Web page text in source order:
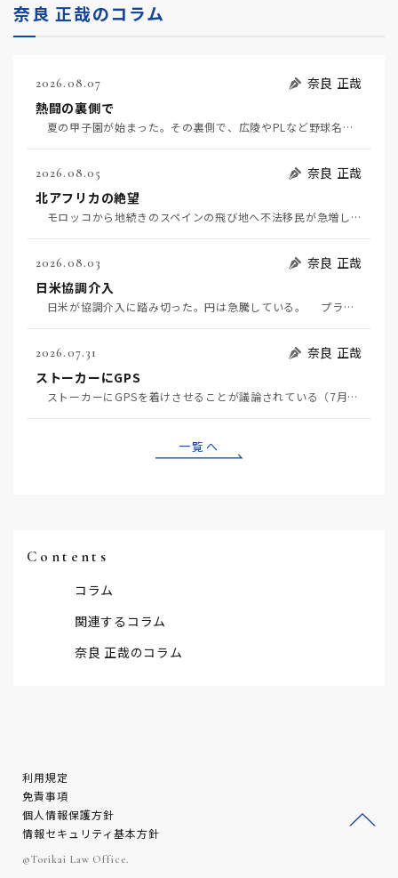
奈良 正哉のコラム
2026.08.07
奈良 正哉
熱闘の裏側で
夏の甲子園が始まった。その裏側で、広陵やPLなど野球名門校（だった）の不祥事のその後について、「熱…
2026.08.05
奈良 正哉
北アフリカの絶望
モロッコから地続きのスペインの飛び地へ不法移民が急増していて、当地の大問題となっている。「海を泳い…
2026.08.03
奈良 正哉
日米協調介入
日米が協調介入に踏み切った。円は急騰している。 プラザ合意以降、協調介入は為替相場の転機になって…
2026.07.31
奈良 正哉
ストーカーにGPS
ストーカーにGPSを着けさせることが議論されている（7月29日日経）。反対派は「ストーカーにも人権…
一覧へ
Contents
コラム
関連するコラム
奈良 正哉のコラム
利用規定
免責事項
個人情報保護方針
情報セキュリティ基本方針
©Torikai Law Office.